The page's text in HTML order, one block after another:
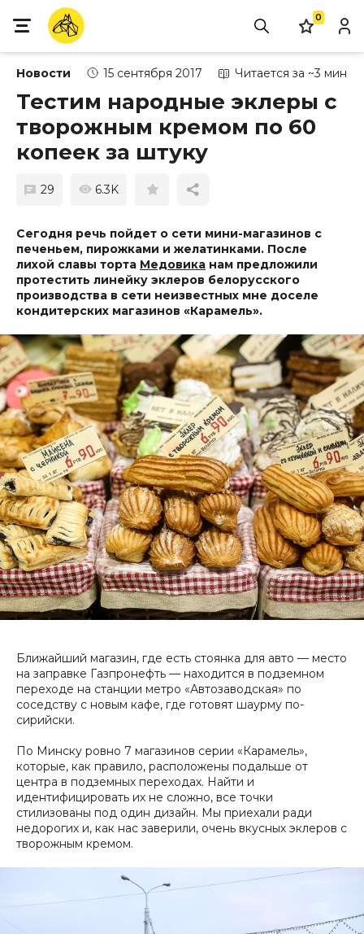
0
Новости 15 сентября 2017 Читается за ~3 мин
Тестим народные эклеры с
творожным кремом по 60
копеек за штуку
29 6.3K
Сегодня речь пойдет о сети мини-магазинов с
печеньем, пирожками и желатинками. После
лихой славы торта Медовика нам предложили
протестить линейку эклеров белорусского
производства в сети неизвестных мне доселе
кондитерских магазинов «Карамель».
Ближайший магазин, где есть стоянка для авто — место
на заправке Газпронефть — находится в подземном
переходе на станции метро «Автозаводская» по
соседству с новым кафе, где готовят шаурму по-
сирийски.
По Минску ровно 7 магазинов серии «Карамель»,
которые, как правило, расположены подальше от
центра в подземных переходах. Найти и
идентифицировать их не сложно, все точки
стилизованы под один дизайн. Мы приехали ради
недорогих и, как нас заверили, очень вкусных эклеров с
творожным кремом.